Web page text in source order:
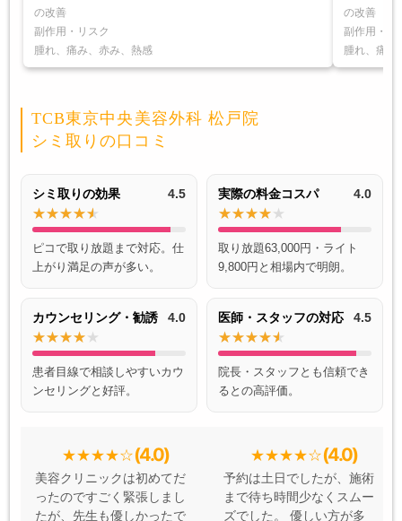
の改善
副作用・リスク
腫れ、痛み、赤み、熱感
の改善
副作用・リ
腫れ、痛み
TCB東京中央美容外科 松戸院
シミ取りの口コミ
シミ取りの効果 4.5
ピコで取り放題まで対応。仕
上がり満足の声が多い。
実際の料金コスパ 4.0
取り放題63,000円・ライト
9,800円と相場内で明朗。
カウンセリング・勧誘 4.0
患者目線で相談しやすいカウ
ンセリングと好評。
医師・スタッフの対応 4.5
院長・スタッフとも信頼でき
るとの高評価。
(4.0)
美容クリニックは初めてだ
ったのですごく緊張しまし
たが、先生も優しかったで
(4.0)
予約は土日でしたが、施術
まで待ち時間少なくスムー
ズでした。 優しい方が多